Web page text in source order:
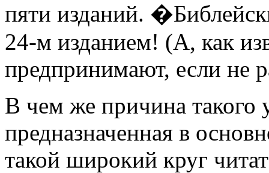
пяти изданий.
24-м изданием! (А, как
предпринимают, если не
В чем же причина такого
предназначенная в
такой широкий круг